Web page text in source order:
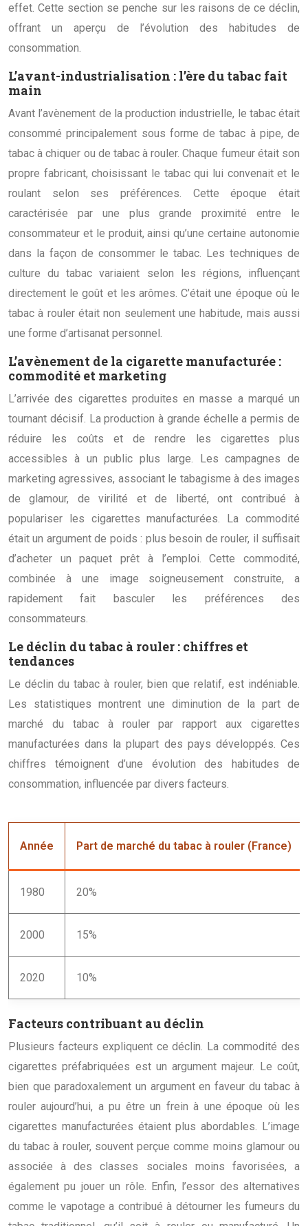
effet. Cette section se penche sur les raisons de ce déclin,
offrant un aperçu de l’évolution des habitudes de
consommation.
L’avant-industrialisation : l’ère du tabac fait
main
Avant l’avènement de la production industrielle, le tabac était
consommé principalement sous forme de tabac à pipe, de
tabac à chiquer ou de tabac à rouler. Chaque fumeur était son
propre fabricant, choisissant le tabac qui lui convenait et le
roulant selon ses préférences. Cette époque était
caractérisée par une plus grande proximité entre le
consommateur et le produit, ainsi qu’une certaine autonomie
dans la façon de consommer le tabac. Les techniques de
culture du tabac variaient selon les régions, influençant
directement le goût et les arômes. C’était une époque où le
tabac à rouler était non seulement une habitude, mais aussi
une forme d’artisanat personnel.
L’avènement de la cigarette manufacturée :
commodité et marketing
L’arrivée des cigarettes produites en masse a marqué un
tournant décisif. La production à grande échelle a permis de
réduire les coûts et de rendre les cigarettes plus
accessibles à un public plus large. Les campagnes de
marketing agressives, associant le tabagisme à des images
de glamour, de virilité et de liberté, ont contribué à
populariser les cigarettes manufacturées. La commodité
était un argument de poids : plus besoin de rouler, il suffisait
d’acheter un paquet prêt à l’emploi. Cette commodité,
combinée à une image soigneusement construite, a
rapidement fait basculer les préférences des
consommateurs.
Le déclin du tabac à rouler : chiffres et
tendances
Le déclin du tabac à rouler, bien que relatif, est indéniable.
Les statistiques montrent une diminution de la part de
marché du tabac à rouler par rapport aux cigarettes
manufacturées dans la plupart des pays développés. Ces
chiffres témoignent d’une évolution des habitudes de
consommation, influencée par divers facteurs.
Année Part de marché du tabac à rouler (France)
1980 20%
2000 15%
2020 10%
Facteurs contribuant au déclin
Plusieurs facteurs expliquent ce déclin. La commodité des
cigarettes préfabriquées est un argument majeur. Le coût,
bien que paradoxalement un argument en faveur du tabac à
rouler aujourd’hui, a pu être un frein à une époque où les
cigarettes manufacturées étaient plus abordables. L’image
du tabac à rouler, souvent perçue comme moins glamour ou
associée à des classes sociales moins favorisées, a
également pu jouer un rôle. Enfin, l’essor des alternatives
comme le vapotage a contribué à détourner les fumeurs du